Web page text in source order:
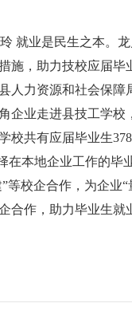
业是民生之本。龙
施，助力技校应届毕
力资源和社会保障
企业走进县技工学
共有应届毕业生378
在本地企业工作的
”等校企合作，为企
作，助力毕业生就